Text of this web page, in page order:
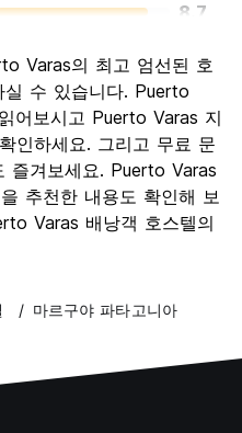
8.7
7.5
6.4
7.9
Varas의 최고 엄선된 호
수 있습니다. Puerto
어보시고 Puerto Varas 지
인하세요. 그리고 무료 문
즐겨보세요. Puerto Varas
추천한 내용도 확인해 보
Varas 배낭객 호스텔의
마르구야 파타고니아